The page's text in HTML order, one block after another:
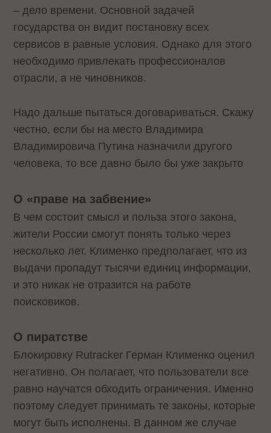
– дело времени. Основной задачей
государства он видит постановку всех
сервисов в равные условия. Однако для этого
необходимо привлекать профессионалов
отрасли, а не чиновников.
Надо дальше пытаться договариваться. Скажу
честно, если бы на место Владимира
Владимировича Путина назначили другого
человека, то все давно было бы уже закрыто
О «праве на забвение»
В чем состоит смысл и польза этого закона,
жители России смогут понять только через
несколько лет. Клименко предполагает, что из
выдачи пропадут тысячи единиц информации,
и это никак не отразится на работе
поисковиков.
О пиратстве
Блокировку Rutracker Герман Клименко оценил
негативно. Он полагает, что пользователи все
равно научатся обходить ограничения. Именно
поэтому следует принимать те законы, которые
могут быть исполнены. В данном же случае